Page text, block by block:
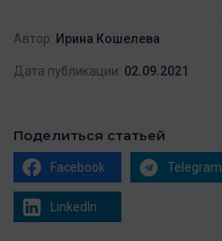
Автор: Ирина Кошелева
Дата публикации: 02.09.2021
Поделиться статьей
Facebook Telegram
LinkedIn